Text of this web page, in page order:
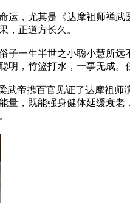
尤其是《达摩祖师禅武
，正道方长久。
生半世之小聪小慧所远
，竹篮打水，一事无成。
携百官见证了达摩祖师
，既能强身健体延缓衰